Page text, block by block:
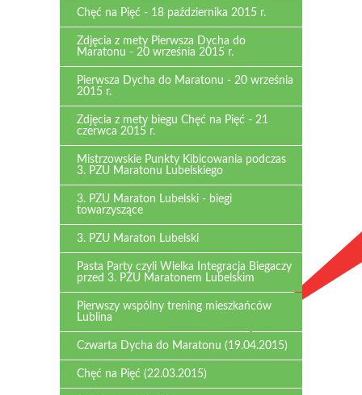
Chęć na Pięć - 18 października 2015 r.
Zdjęcia z mety Pierwsza Dycha do
Maratonu - 20 września 2015 r.
Pierwsza Dycha do Maratonu - 20 września
2015 r.
Zdjęcia z mety biegu Chęć na Pięć - 21
czerwca 2015 r.
Mistrzowskie Punkty Kibicowania podczas
3. PZU Maratonu Lubelskiego
3. PZU Maraton Lubelski - biegi
towarzyszące
3. PZU Maraton Lubelski
Pasta Party czyli Wielka Integracja Biegaczy
przed 3. PZU Maratonem Lubelskim
Pierwszy wspólny trening mieszkańców
Lublina
Czwarta Dycha do Maratonu (19.04.2015)
Chęć na Pięć (22.03.2015)